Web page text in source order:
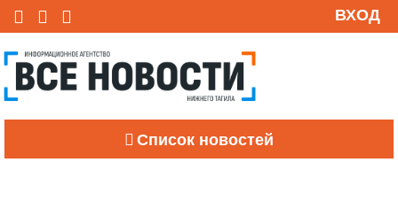
ВХОД
Список новостей